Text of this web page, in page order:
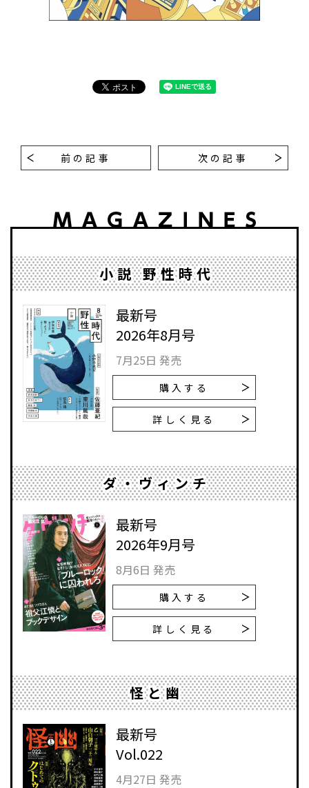
前の記事 次の記事
小説 野性時代
最新号
2026年8月号
7月25日 発売
購入する
詳しく見る
ダ・ヴィンチ
最新号
2026年9月号
8月6日 発売
購入する
詳しく見る
怪と幽
最新号
Vol.022
4月27日 発売